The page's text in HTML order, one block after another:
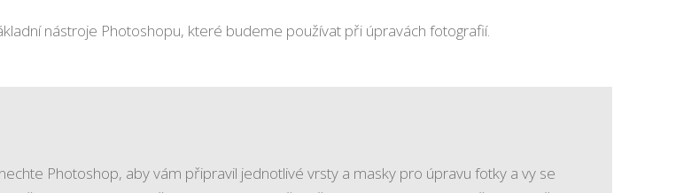
nástroje Photoshopu, které budeme používat při úpravách fotografií.
Photoshop, aby vám připravil jednotlivé vrsty a masky pro úpravu fotky a vy se